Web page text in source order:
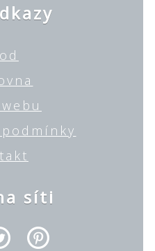
síti